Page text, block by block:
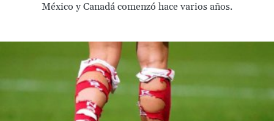
México y Canadá comenzó hace varios años.